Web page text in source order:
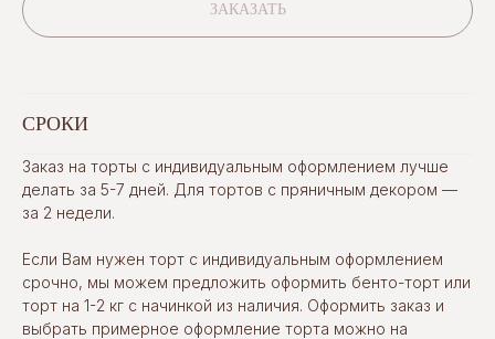
ЗАКАЗАТЬ
СРОКИ
Заказ на торты с индивидуальным оформлением лучше
делать за 5-7 дней. Для тортов с пряничным декором —
за 2 недели.
Если Вам нужен торт с индивидуальным оформлением
срочно, мы можем предложить оформить бенто-торт или
торт на 1-2 кг с начинкой из наличия. Оформить заказ и
выбрать примерное оформление торта можно на